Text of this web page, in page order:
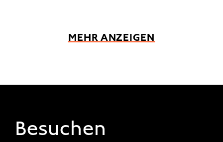
MEHR ANZEIGEN
FOOTER 1
Besuchen